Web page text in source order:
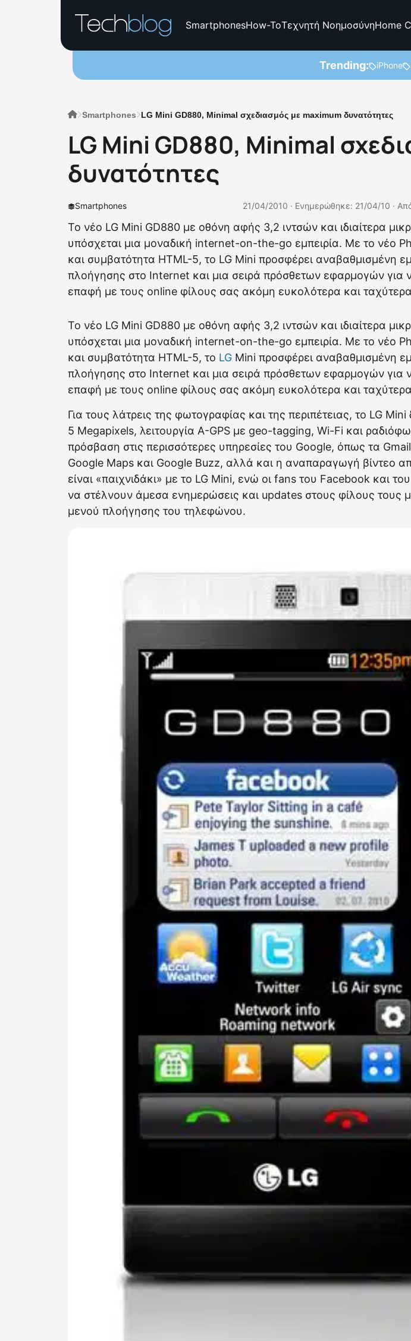
SmartphonesHow-ToΤεχνητή ΝοημοσύνηHome
Trending: iPhone
Smartphones LG Mini GD880, Μinimal σχεδιασμός με maximum δυνατότητες
LG Mini GD880, Μinimal
δυνατότητες
Smartphones 21/04/2010 · Ενημερώθηκε: 21/04/10 ·
Το νέο LG Mini GD880 με οθόνη αφής 3,2 ιντσών και ιδιαίτερα
υπόσχεται μια μοναδική internet-on-the-go εμπειρία. Με το νέο
και συμβατότητα HTML-5, το LG Mini προσφέρει αναβαθμισμένη
πλοήγησης στο Internet και μια σειρά πρόσθετων εφαρμογών για
επαφή με τους online φίλους σας ακόμη ευκολότερα και
Το νέο LG Mini GD880 με οθόνη αφής 3,2 ιντσών και ιδιαίτερα
υπόσχεται μια μοναδική internet-on-the-go εμπειρία. Με το νέο
και συμβατότητα HTML-5, το LG Mini προσφέρει αναβαθμισμένη
πλοήγησης στο Internet και μια σειρά πρόσθετων εφαρμογών για
επαφή με τους online φίλους σας ακόμη ευκολότερα και
Για τους λάτρεις της φωτογραφίας και της περιπέτειας, το LG Mini
5 Megapixels, λειτουργία A-GPS με geo-tagging, Wi-Fi και
πρόσβαση στις περισσότερες υπηρεσίες του Google, όπως τα
Google Maps και Google Buzz, αλλά και η αναπαραγωγή βίντεο
είναι «παιχνιδάκι» με το LG Mini, ενώ οι fans του Facebook και
να στέλνουν άμεσα ενημερώσεις και updates στους φίλους τους
μενού πλοήγησης του τηλεφώνου.